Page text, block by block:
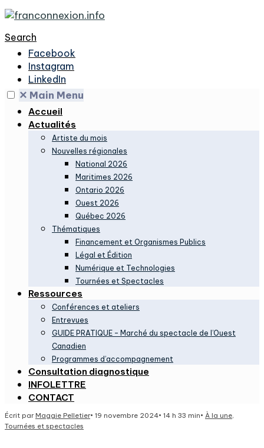
Search
Facebook
Instagram
LinkedIn
✕ Main Menu
Accueil
Actualités
Artiste du mois
Nouvelles régionales
National 2026
Maritimes 2026
Ontario 2026
Ouest 2026
Québec 2026
Thématiques
Financement et Organismes Publics
Légal et Édition
Numérique et Technologies
Tournées et Spectacles
Ressources
Conférences et ateliers
Entrevues
GUIDE PRATIQUE – Marché du spectacle de l’Ouest
Canadien
Programmes d’accompagnement
Consultation diagnostique
INFOLETTRE
CONTACT
Écrit par Maggie Pelletier• 19 novembre 2024• 14 h 33 min• À la une,
Tournées et spectacles